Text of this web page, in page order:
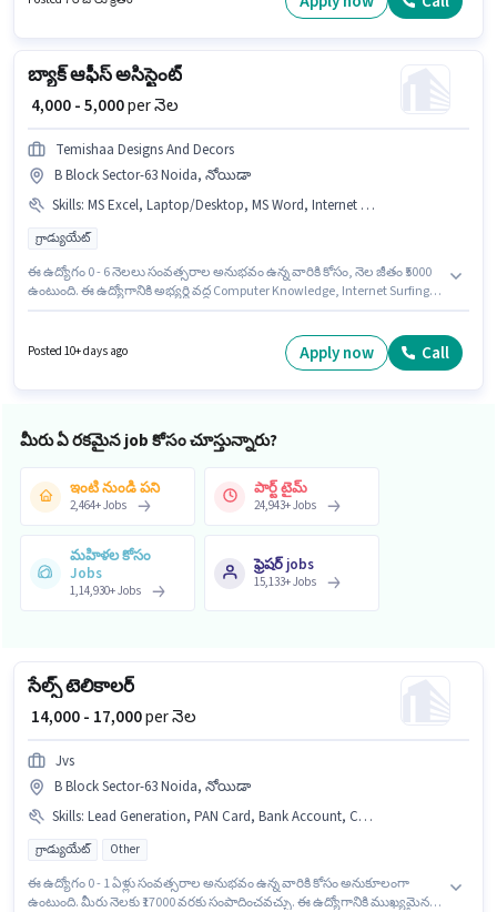
ఇందులో FLEXIBLE shift మరియు వారానికి 6 days working ఉంటాయి.
బ్యాక్ ఆఫీస్ అసిస్టెంట్
₹ 4,000 - 5,000per నెల
Temishaa Designs And Decors
B Block Sector-63 Noida, నోయిడా
Skills: MS Excel, Laptop/Desktop, MS Word, Internet Surfing, Computer Knowledge
గ్రాడ్యుయేట్
ఈ ఉద్యోగం 0 - 6 నెలలు సంవత్సరాల అనుభవం ఉన్న వారికి కోసం, నెల జీతం ₹5000
ఉంటుంది. ఈ ఉద్యోగానికి అభ్యర్థి వద్ద Computer Knowledge, Internet Surfing,
Laptop/Desktop ఉండాలి. ఈ ఖాళీ B Block Sector-63 Noida, నోయిడా లో ఉంది.
Posted 10+ days ago Apply now Call
మీరు ఏ రకమైన job కోసం చూస్తున్నారు?
ఇంటి నుండి పని
2,464+Jobs
పార్ట్ టైమ్
24,943+Jobs
మహిళల కోసం
Jobs
1,14,930+Jobs
ఫ్రెషర్ jobs
15,133+Jobs
సేల్స్ టెలికాలర్
₹ 14,000 - 17,000per నెల
Jvs
B Block Sector-63 Noida, నోయిడా
Skills: Lead Generation, PAN Card, Bank Account, Computer Knowledge, Cold Calling, Wiring, Aadhar Card
గ్రాడ్యుయేట్ Other
ఈ ఉద్యోగం 0 - 1 ఏళ్లు సంవత్సరాల అనుభవం ఉన్న వారికి కోసం అనుకూలంగా
ఉంటుంది. మీరు నెలకు ₹17000 వరకు సంపాదించవచ్చు. ఈ ఉద్యోగానికి ముఖ్యమైన